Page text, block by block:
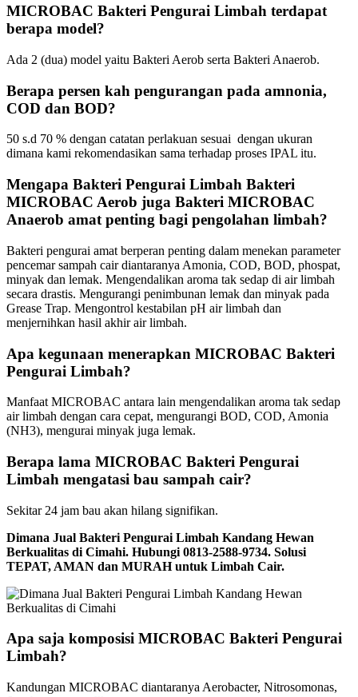
MICROBAC Bakteri Pengurai Limbah terdapat
berapa model?
Ada 2 (dua) model yaitu Bakteri Aerob serta Bakteri Anaerob.
Berapa persen kah pengurangan pada amnonia,
COD dan BOD?
50 s.d 70 % dengan catatan perlakuan sesuai dengan ukuran
dimana kami rekomendasikan sama terhadap proses IPAL itu.
Mengapa Bakteri Pengurai Limbah Bakteri
MICROBAC Aerob juga Bakteri MICROBAC
Anaerob amat penting bagi pengolahan limbah?
Bakteri pengurai amat berperan penting dalam menekan parameter
pencemar sampah cair diantaranya Amonia, COD, BOD, phospat,
minyak dan lemak. Mengendalikan aroma tak sedap di air limbah
secara drastis. Mengurangi penimbunan lemak dan minyak pada
Grease Trap. Mengontrol kestabilan pH air limbah dan
menjernihkan hasil akhir air limbah.
Apa kegunaan menerapkan MICROBAC Bakteri
Pengurai Limbah?
Manfaat MICROBAC antara lain mengendalikan aroma tak sedap
air limbah dengan cara cepat, mengurangi BOD, COD, Amonia
(NH3), mengurai minyak juga lemak.
Berapa lama MICROBAC Bakteri Pengurai
Limbah mengatasi bau sampah cair?
Sekitar 24 jam bau akan hilang signifikan.
Dimana Jual Bakteri Pengurai Limbah Kandang Hewan
Berkualitas di Cimahi. Hubungi 0813-2588-9734. Solusi
TEPAT, AMAN dan MURAH untuk Limbah Cair.
Apa saja komposisi MICROBAC Bakteri Pengurai
Limbah?
Kandungan MICROBAC diantaranya Aerobacter, Nitrosomonas,